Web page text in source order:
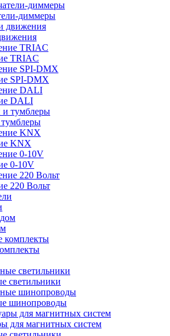
диммеры
TRIAC
SPI-DMX
DALI
KNX
0-10V
220 Вольт
светильники
шинопроводы
для магнитных систем